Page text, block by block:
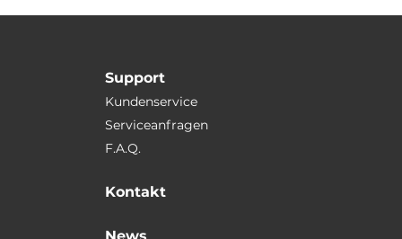
Support
Kundenservice
Serviceanfragen
F.A.Q.
Kontakt